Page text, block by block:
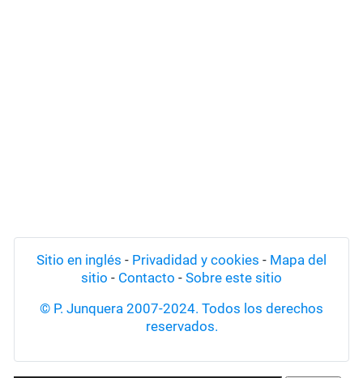
Sitio en inglés - Privadidad y cookies - Mapa del
sitio - Contacto - Sobre este sitio
© P. Junquera 2007-2024. Todos los derechos
reservados.